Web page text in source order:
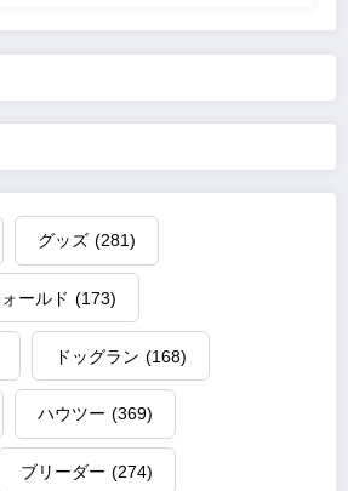
グッズ (281)
ールド (173)
ドッグラン (168)
ハウツー (369)
ブリーダー (274)